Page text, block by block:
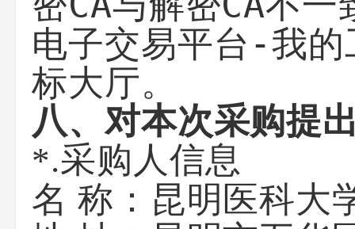
电子交易平台-我
标大厅。
八、对本次采购提
*.采购人信息
名 称： 昆明医科大